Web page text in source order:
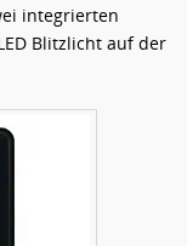
integrierten
Blitzlicht auf der